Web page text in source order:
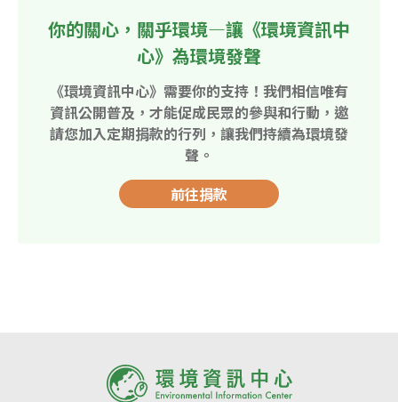
你的關心，關乎環境—讓《環境資訊中
心》為環境發聲
《環境資訊中心》需要你的支持！我們相信唯有
資訊公開普及，才能促成民眾的參與和行動，邀
請您加入定期捐款的行列，讓我們持續為環境發
聲。
前往捐款